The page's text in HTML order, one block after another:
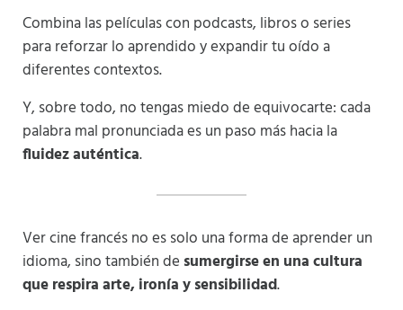
Combina las películas con podcasts, libros o series
para reforzar lo aprendido y expandir tu oído a
diferentes contextos.
Y, sobre todo, no tengas miedo de equivocarte: cada
palabra mal pronunciada es un paso más hacia la
fluidez auténtica.
Ver cine francés no es solo una forma de aprender un
idioma, sino también de sumergirse en una cultura
que respira arte, ironía y sensibilidad.